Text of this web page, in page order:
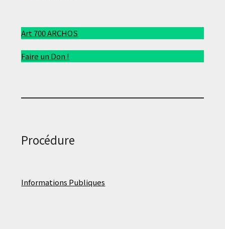
Art 700 ARCHOS
Faire un Don !
Procédure
Informations Publiques